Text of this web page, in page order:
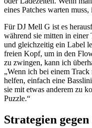
eines Patches warten
Für DJ Mell G ist es
während sie mitten in
und gleichzeitig ein Label
freien Kopf, um in den
zu zwingen, kann ich
„Wenn ich bei einem
helfen, einfach eine
sie mit etwas anderem zu
Puzzle.“
Strategien